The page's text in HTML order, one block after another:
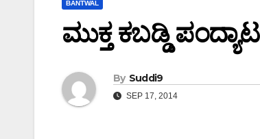
BANTWAL
ಮುಕ್ತ ಕಬಡ್ಡಿ ಪಂದ್ಯಾಟ
By Suddi9
SEP 17, 2014